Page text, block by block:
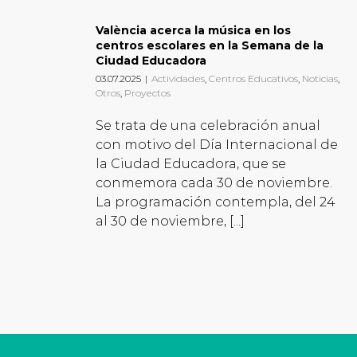
València acerca la música en los
centros escolares en la Semana de la
Ciudad Educadora
03.07.2025 | Actividades, Centros Educativos, Noticias,
Otros, Proyectos
Se trata de una celebración anual
con motivo del Día Internacional de
la Ciudad Educadora, que se
conmemora cada 30 de noviembre.
La programación contempla, del 24
al 30 de noviembre, [...]